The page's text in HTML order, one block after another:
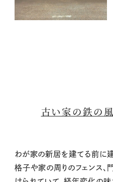
古い家の鉄の
わが家の新居を建てる前に
格子や家の周りのフェンス